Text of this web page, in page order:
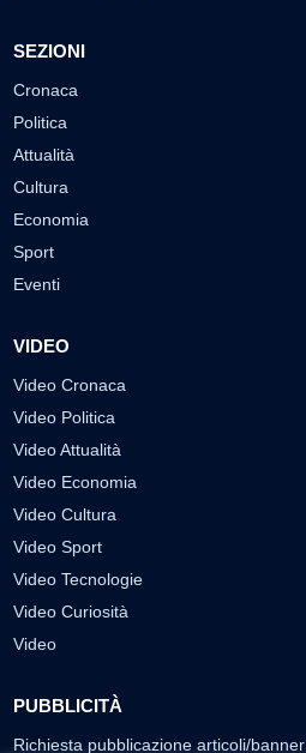
SEZIONI
Cronaca
Politica
Attualità
Cultura
Economia
Sport
Eventi
VIDEO
Video Cronaca
Video Politica
Video Attualità
Video Economia
Video Cultura
Video Sport
Video Tecnologie
Video Curiosità
Video
PUBBLICITÀ
Richiesta pubblicazione articoli/banner